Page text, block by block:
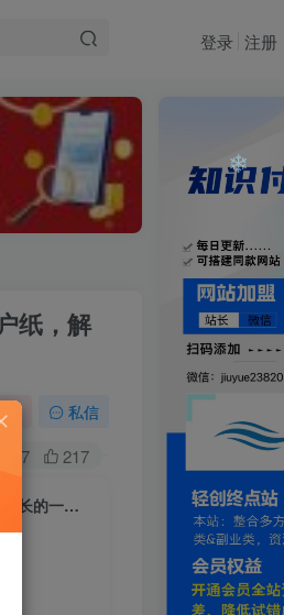
登录 注册
纸，解
注 私信
2707 217
任性大舅·宠物行业短视频运营课(不讲废话)，短视频流量增长的一层窗户纸，解决流量焦虑&实现降本增效
❄